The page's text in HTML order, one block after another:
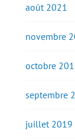
août 2021
novembre
octobre
septembre
juillet 2019